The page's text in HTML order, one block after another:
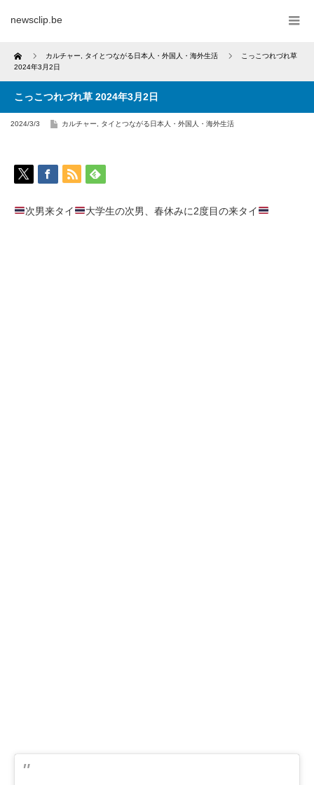
newsclip.be
Home カルチャー タイとつながる日本人・外国人・海外生活
こっこつれづれ草
2024年3月2日
こっこつれづれ草 2024年3月2日
2024/3/3 カルチャー タイとつながる日本人・外国人・海外生活
次男来タイ 大学生の次男、春休みに2度目の来タイ